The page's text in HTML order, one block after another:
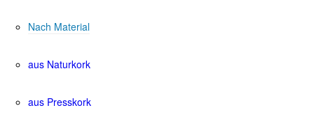
Nach Material
aus Naturkork
aus Presskork